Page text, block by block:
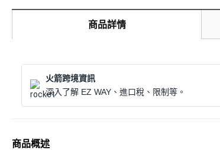
商品詳情
火箭跨境資訊
深入了解 EZ WAY、進口稅、限制等。
商品概述